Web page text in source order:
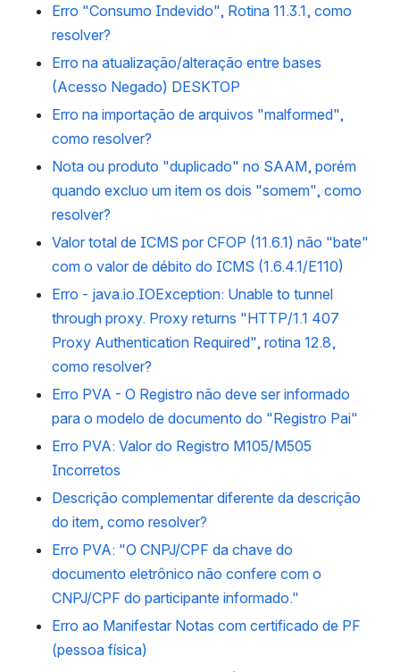
Erro "Consumo Indevido", Rotina 11.3.1, como
resolver?
Erro na atualização/alteração entre bases
(Acesso Negado) DESKTOP
Erro na importação de arquivos "malformed",
como resolver?
Nota ou produto "duplicado" no SAAM, porém
quando excluo um item os dois "somem", como
resolver?
Valor total de ICMS por CFOP (11.6.1) não "bate"
com o valor de débito do ICMS (1.6.4.1/E110)
Erro - java.io.IOException: Unable to tunnel
through proxy. Proxy returns "HTTP/1.1 407
Proxy Authentication Required", rotina 12.8,
como resolver?
Erro PVA - O Registro não deve ser informado
para o modelo de documento do "Registro Pai"
Erro PVA: Valor do Registro M105/M505
Incorretos
Descrição complementar diferente da descrição
do item, como resolver?
Erro PVA: "O CNPJ/CPF da chave do
documento eletrônico não confere com o
CNPJ/CPF do participante informado."
Erro ao Manifestar Notas com certificado de PF
(pessoa física)